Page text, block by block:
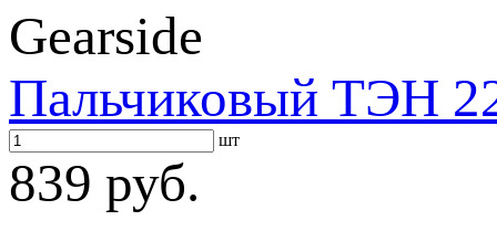
Gearside
Пальчиковый ТЭН
шт
839 руб.